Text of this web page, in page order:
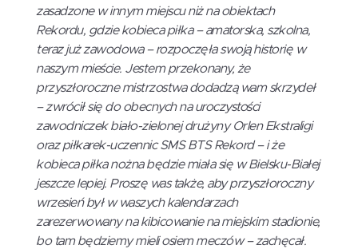
zasadzone w innym miejscu niż na obiektach
Rekordu, gdzie kobieca piłka – amatorska, szkolna,
teraz już zawodowa – rozpoczęła swoją historię w
naszym mieście. Jestem przekonany, że
przyszłoroczne mistrzostwa dodadzą wam skrzydeł
– zwrócił się do obecnych na uroczystości
zawodniczek biało-zielonej drużyny Orlen Ekstraligi
oraz piłkarek-uczennic SMS BTS Rekord – i że
kobieca piłka nożna będzie miała się w Bielsku-Białej
jeszcze lepiej. Proszę was także, aby przyszłoroczny
wrzesień był w waszych kalendarzach
zarezerwowany na kibicowanie na miejskim stadionie,
bo tam będziemy mieli osiem meczów – zachęcał.